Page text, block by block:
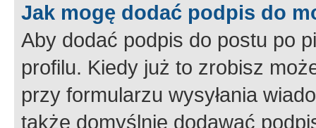
Jak mogę dodać podpis do
Aby dodać podpis do postu po
profilu. Kiedy już to zrobisz
przy formularzu wysyłania
także domyślnie dodawać